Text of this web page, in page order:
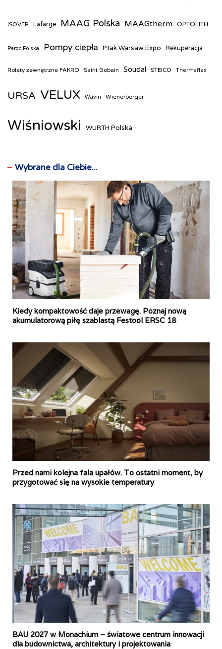
ISOVER Lafarge MAAG Polska MAAGtherm OPTOLITH
Paroc Polska Pompy ciepła Ptak Warsaw Expo Rekuperacja
Rolety zewnętrzne FAKRO Saint Gobain Soudal STEICO Thermaflex
URSA VELUX Wavin Wienerberger
Wiśniowski WURTH Polska
Wybrane dla Ciebie...
Kiedy kompaktowość daje przewagę. Poznaj nową
akumulatorową piłę szablastą Festool ERSC 18
Przed nami kolejna fala upałów. To ostatni moment, by
przygotować się na wysokie temperatury
BAU 2027 w Monachium – światowe centrum innowacji
dla budownictwa, architektury i projektowania